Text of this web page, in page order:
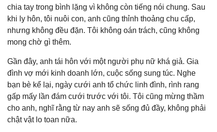
chia tay trong bình lặng vì không còn tiếng nói chung. Sau
khi ly hôn, tôi nuôi con, anh cũng thỉnh thoảng chu cấp,
nhưng không đều đặn. Tôi không oán trách, cũng không
mong chờ gì thêm.
Gần đây, anh tái hôn với một người phụ nữ khá giả. Gia
đình vợ mới kinh doanh lớn, cuộc sống sung túc. Nghe
bạn bè kể lại, ngày cưới anh tổ chức linh đình, rình rang
gấp mấy lần đám cưới trước với tôi. Tôi cũng mừng thầm
cho anh, nghĩ rằng từ nay anh sẽ sống đủ đầy, không phải
chật vật lo toan nữa.